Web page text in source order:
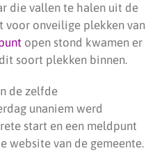
die vallen te halen uit de
voor onveilige plekken van
open stond kwamen er
soort plekken binnen.
de zelfde
unaniem werd
start en een meldpunt
website van de gemeente.